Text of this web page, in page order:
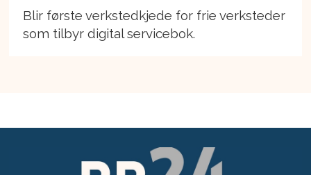
Blir første verkstedkjede for frie verksteder
som tilbyr digital servicebok.